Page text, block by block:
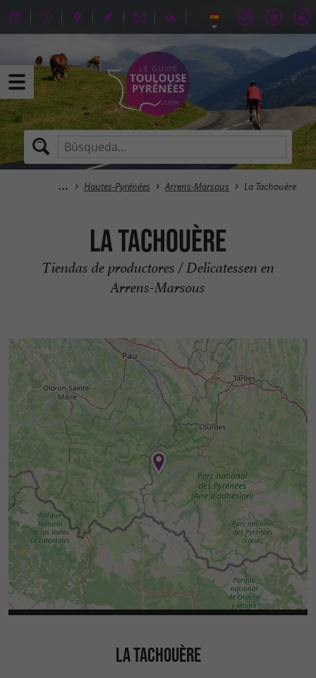
Hautes-Pyrénées Arrens-Marsous La Tachouère
La Tachouère
Tiendas de productores / Delicatessen en
Arrens-Marsous
LA TACHOUÈRE